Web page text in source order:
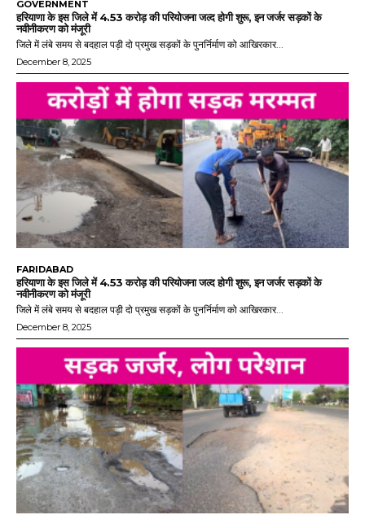
GOVERNMENT
हरियाणा के इस जिले में 4.53 करोड़ की परियोजना जल्द होगी शुरू, इन जर्जर सड़कों के
नवीनीकरण को मंजूरी
जिले में लंबे समय से बदहाल पड़ी दो प्रमुख सड़कों के पुनर्निर्माण को आखिरकार...
December 8, 2025
FARIDABAD
हरियाणा के इस जिले में 4.53 करोड़ की परियोजना जल्द होगी शुरू, इन जर्जर सड़कों के
नवीनीकरण को मंजूरी
जिले में लंबे समय से बदहाल पड़ी दो प्रमुख सड़कों के पुनर्निर्माण को आखिरकार...
December 8, 2025